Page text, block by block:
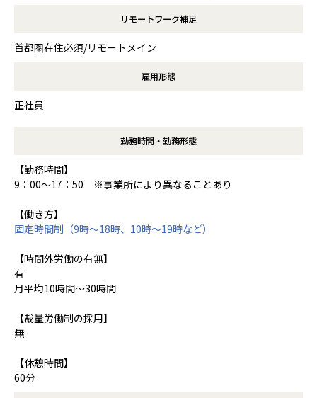
リモートワーク補足
首都圏在住必須/リモートメイン
雇用形態
正社員
勤務時間・勤務形態
【勤務時間】
9：00～17：50 ※事業所により異なることあり
【働き方】
固定時間制（9時～18時、10時～19時など）
【時間外労働の有無】
有
月平均10時間～30時間
【裁量労働制の採用】
無
【休憩時間】
60分